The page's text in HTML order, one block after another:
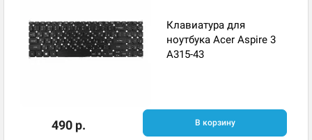
Клавиатура для
ноутбука Acer Aspire 3
A315-43
490 р. В корзину